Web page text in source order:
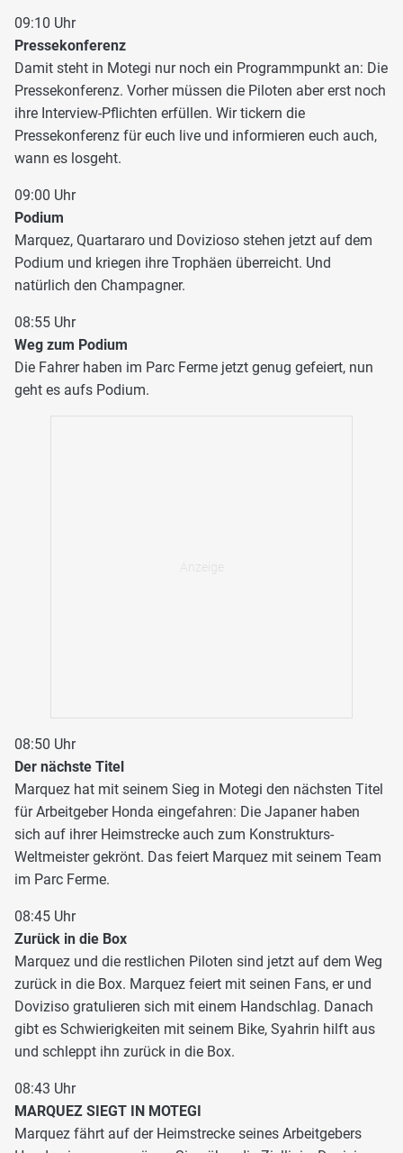
09:10 Uhr
Pressekonferenz
Damit steht in Motegi nur noch ein Programmpunkt an: Die
Pressekonferenz. Vorher müssen die Piloten aber erst noch
ihre Interview-Pflichten erfüllen. Wir tickern die
Pressekonferenz für euch live und informieren euch auch,
wann es losgeht.
09:00 Uhr
Podium
Marquez, Quartararo und Dovizioso stehen jetzt auf dem
Podium und kriegen ihre Trophäen überreicht. Und
natürlich den Champagner.
08:55 Uhr
Weg zum Podium
Die Fahrer haben im Parc Ferme jetzt genug gefeiert, nun
geht es aufs Podium.
08:50 Uhr
Der nächste Titel
Marquez hat mit seinem Sieg in Motegi den nächsten Titel
für Arbeitgeber Honda eingefahren: Die Japaner haben
sich auf ihrer Heimstrecke auch zum Konstrukturs-
Weltmeister gekrönt. Das feiert Marquez mit seinem Team
im Parc Ferme.
08:45 Uhr
Zurück in die Box
Marquez und die restlichen Piloten sind jetzt auf dem Weg
zurück in die Box. Marquez feiert mit seinen Fans, er und
Doviziso gratulieren sich mit einem Handschlag. Danach
gibt es Schwierigkeiten mit seinem Bike, Syahrin hilft aus
und schleppt ihn zurück in die Box.
08:43 Uhr
MARQUEZ SIEGT IN MOTEGI
Marquez fährt auf der Heimstrecke seines Arbeitgebers